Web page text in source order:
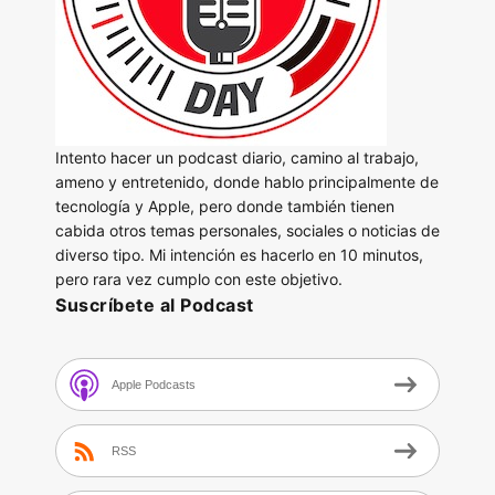
Intento hacer un podcast diario, camino al trabajo,
ameno y entretenido, donde hablo principalmente de
tecnología y Apple, pero donde también tienen
cabida otros temas personales, sociales o noticias de
diverso tipo. Mi intención es hacerlo en 10 minutos,
pero rara vez cumplo con este objetivo.
Suscríbete al Podcast
Apple Podcasts
RSS